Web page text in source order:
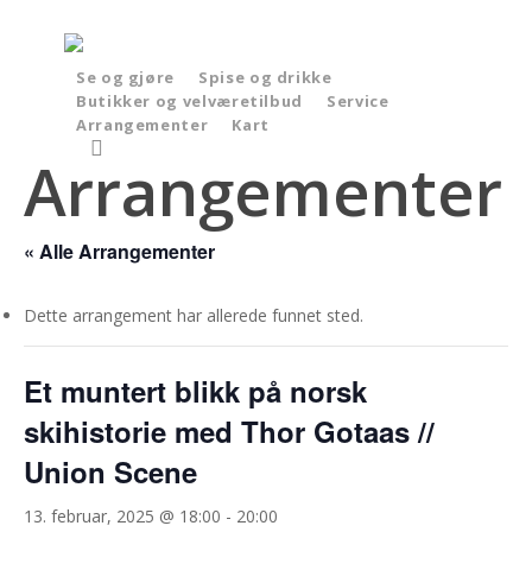
Se og gjøre
Spise og drikke
Butikker og velværetilbud
Service
Arrangementer
Kart
Arrangementer
« Alle Arrangementer
Dette arrangement har allerede funnet sted.
Et muntert blikk på norsk
skihistorie med Thor Gotaas //
Union Scene
13. februar, 2025 @ 18:00 - 20:00